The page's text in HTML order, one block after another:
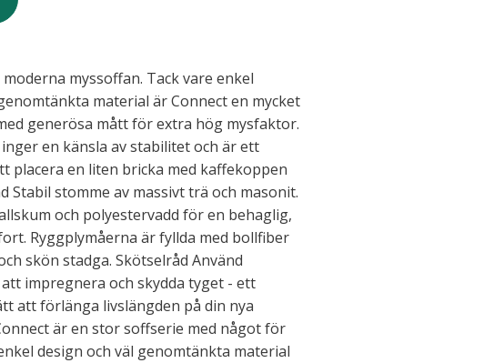
myssoffan. Tack vare enkel
material är Connect en mycket
generösa mått för extra hög mysfaktor.
en känsla av stabilitet och är ett
placera en liten bricka med kaffekoppen
Stabil stomme av massivt trä och masonit.
och polyestervadd för en behaglig,
Ryggplymåerna är fyllda med bollfiber
skön stadga. Skötselråd Använd
impregnera och skydda tyget - ett
att förlänga livslängden på din nya
är en stor soffserie med något för
design och väl genomtänkta material